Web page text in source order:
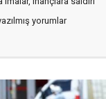
yorumlar